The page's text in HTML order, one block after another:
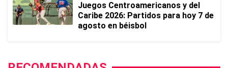
Juegos Centroamericanos y del
Caribe 2026: Partidos para hoy 7 de
agosto en béisbol